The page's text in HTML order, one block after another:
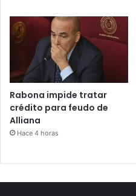
Rabona impide tratar
crédito para feudo de
Alliana
Hace 4 horas